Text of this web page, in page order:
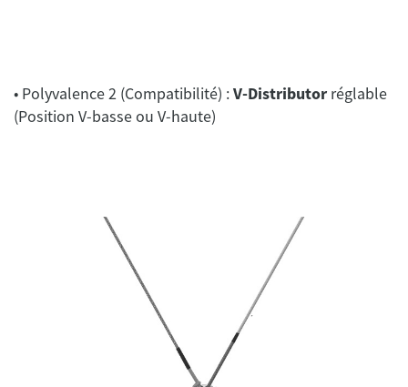
• Polyvalence 2 (Compatibilité) :V-Distributor réglable
(Position V-basse ou V-haute)